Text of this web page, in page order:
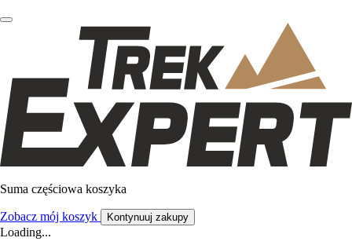
Suma częściowa koszyka
Zobacz mój koszyk Kontynuuj zakupy
Loading...